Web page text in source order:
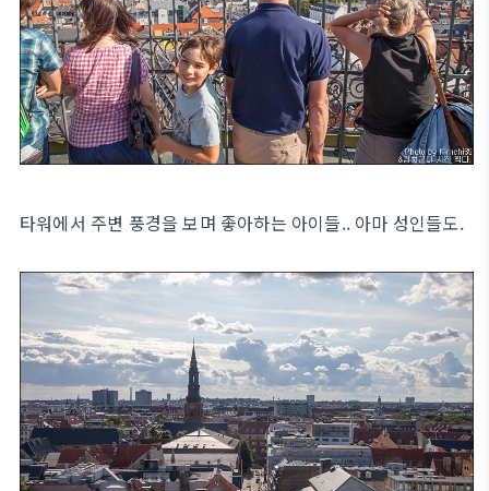
타워에서 주변 풍경을 보며 좋아하는 아이들.. 아마 성인들도.